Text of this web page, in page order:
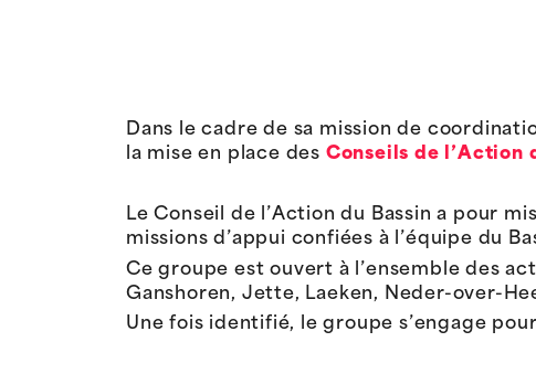
Dans le cadre de sa mission de
la mise en place des Conseils de l’Action
Le Conseil de l’Action du Bassin a pour
missions d’appui confiées à l’équipe du
Ce groupe est ouvert à l’ensemble des
Ganshoren, Jette, Laeken, Neder-over-
Une fois identifié, le groupe s’engage